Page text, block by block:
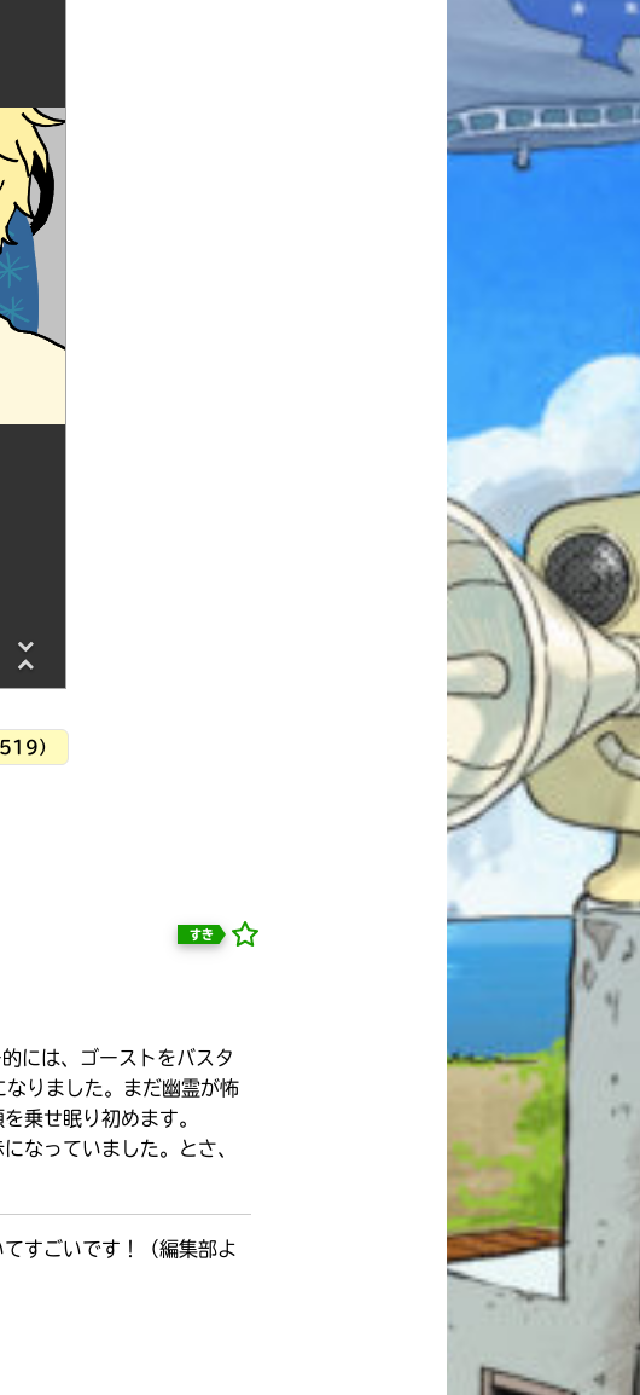
）
すき
には、ゴーストをバスタ
なりました。まだ幽霊が怖
乗せ眠り初めます。
なっていました。とさ、
すごいです！（編集部よ